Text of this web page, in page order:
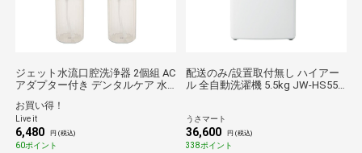
ジェット水流口腔洗浄器 2個組 AC
アダプター付き デンタルケア 水
浄器 口腔洗浄機 ウォーターフロ
ス 水圧 デンタルフロス 歯間 歯垢
除去 歯垢洗浄 歯垢除去 歯周病予
防 歯間ブラシ 水流洗浄機 歯周ポ
お買い得！
Live it
6,480 円 (税込)
60ポイント
配送のみ/設置取付無し ハイアー
ル 全自動洗濯機 5.5kg JW-HS55C
うさマート
36,600 円 (税込)
338ポイント